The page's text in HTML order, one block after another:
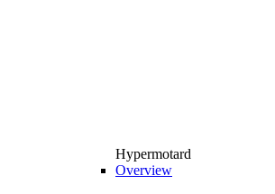
Hypermotard
Overview